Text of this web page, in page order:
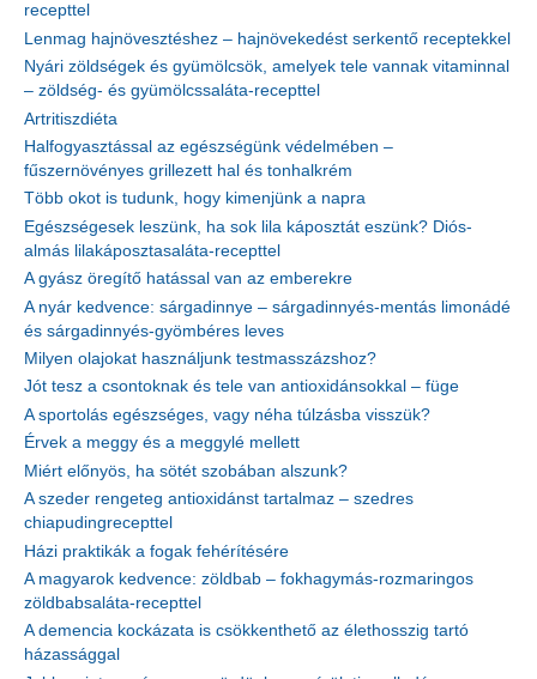
recepttel
Lenmag hajnövesztéshez – hajnövekedést serkentő receptekkel
Nyári zöldségek és gyümölcsök, amelyek tele vannak vitaminnal
– zöldség- és gyümölcssaláta-recepttel
Artritiszdiéta
Halfogyasztással az egészségünk védelmében –
fűszernövényes grillezett hal és tonhalkrém
Több okot is tudunk, hogy kimenjünk a napra
Egészségesek leszünk, ha sok lila káposztát eszünk? Diós-
almás lilakáposztasaláta-recepttel
A gyász öregítő hatással van az emberekre
A nyár kedvence: sárgadinnye – sárgadinnyés-mentás limonádé
és sárgadinnyés-gyömbéres leves
Milyen olajokat használjunk testmasszázshoz?
Jót tesz a csontoknak és tele van antioxidánsokkal – füge
A sportolás egészséges, vagy néha túlzásba visszük?
Érvek a meggy és a meggylé mellett
Miért előnyös, ha sötét szobában alszunk?
A szeder rengeteg antioxidánst tartalmaz – szedres
chiapudingrecepttel
Házi praktikák a fogak fehérítésére
A magyarok kedvence: zöldbab – fokhagymás-rozmaringos
zöldbabsaláta-recepttel
A demencia kockázata is csökkenthető az élethosszig tartó
házassággal